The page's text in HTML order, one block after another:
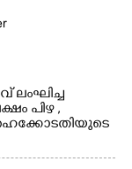
ലംഘിച്ച
പിഴ ,​